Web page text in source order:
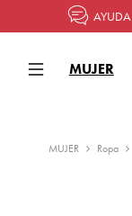
AYUDA
MUJER
MUJER Ropa